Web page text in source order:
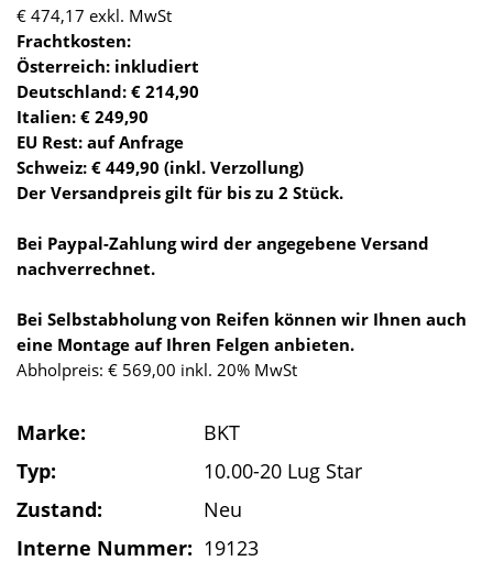
€ 474,17 exkl. MwSt
Frachtkosten:
Österreich: inkludiert
Deutschland: € 214,90
Italien: € 249,90
EU Rest: auf Anfrage
Schweiz: € 449,90 (inkl. Verzollung)
Der Versandpreis gilt für bis zu 2 Stück.
Bei Paypal-Zahlung wird der angegebene Versand
nachverrechnet.
Bei Selbstabholung von Reifen können wir Ihnen auch
eine Montage auf Ihren Felgen anbieten.
Abholpreis: € 569,00 inkl. 20% MwSt
Marke:
BKT
Typ:
10.00-20 Lug Star
Zustand:
Neu
Interne Nummer: 19123